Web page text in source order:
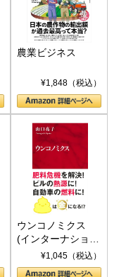
農業ビジネス
¥1,848（税込）
ウンコノミクス
(インターナショナ
ル新書)¥1,045（税込）